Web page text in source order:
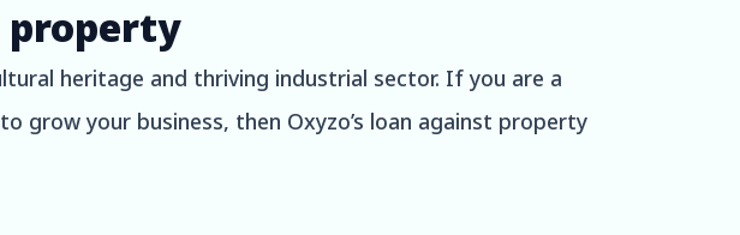
property
heritage and thriving industrial sector. If you are a
grow your business, then Oxyzo’s loan against property